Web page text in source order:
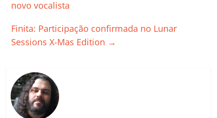
o
k
p a k h
novo vocalista
Finita: Participação confirmada no Lunar
Sessions X-Mas Edition →